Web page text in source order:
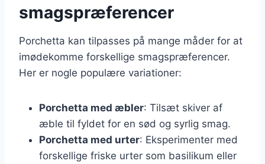
smagspræferencer
Porchetta kan tilpasses på mange måder for at
imødekomme forskellige smagspræferencer.
Her er nogle populære variationer:
Porchetta med æbler: Tilsæt skiver af
æble til fyldet for en sød og syrlig smag.
Porchetta med urter: Eksperimenter med
forskellige friske urter som basilikum eller